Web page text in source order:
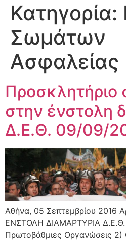
Κατηγορία:
Σωμάτων
Ασφαλείας
Προσκλητήριο
στην ένστολη
Δ.Ε.Θ. 09/09/
Αθήνα, 05 Σεπτεμβρίου 2016
ΕΝΣΤΟΛΗ ΔΙΑΜΑΡΤΥΡΙΑ
Πρωτοβάθμιες Οργανώσεις